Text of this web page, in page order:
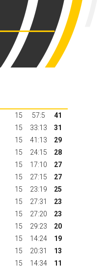
15 57:5
41
15 33:13
31
15 41:13
29
15 24:15
28
15 17:10
27
15 27:15
27
15 23:19
25
15 27:31
23
15 27:20
23
15 29:23
20
15 14:24
19
15 20:31
13
15 14:34
11